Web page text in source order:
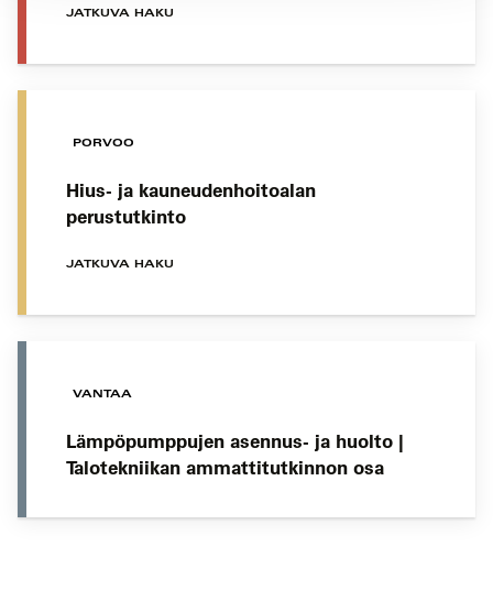
JATKUVA HAKU
PORVOO
Hius- ja kauneudenhoitoalan
perustutkinto
JATKUVA HAKU
VANTAA
Lämpöpumppujen asennus- ja huolto |
Talotekniikan ammattitutkinnon osa